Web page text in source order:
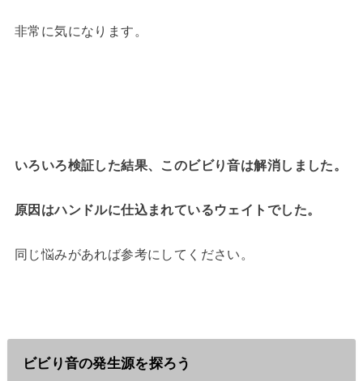
非常に気になります。
いろいろ検証した結果、このビビり音は解消しました。
原因はハンドルに仕込まれているウェイトでした。
同じ悩みがあれば参考にしてください。
ビビり音の発生源を探ろう